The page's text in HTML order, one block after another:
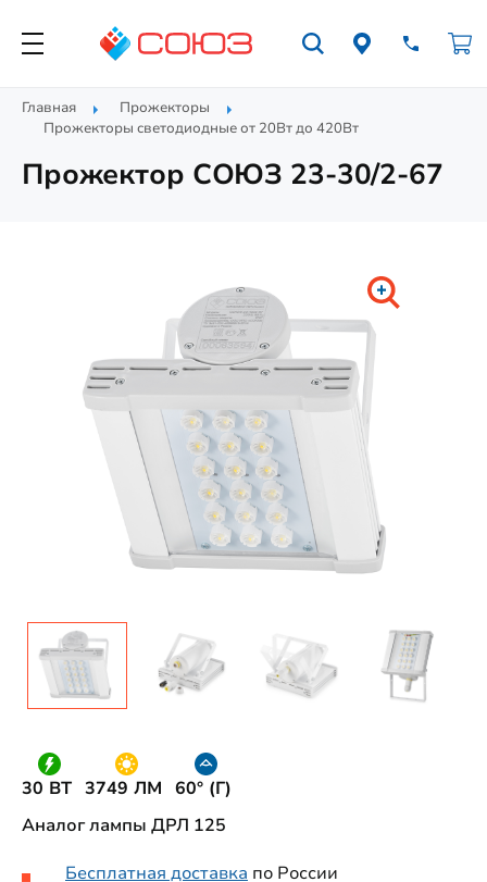
Главная
Прожекторы
Прожекторы cветодиодные от 20Вт до 420Вт
Прожектор СОЮЗ 23-30/2-67
30 ВТ 3749 ЛМ 60° (Г)
Аналог лампы ДРЛ 125
Бесплатная доставка по России